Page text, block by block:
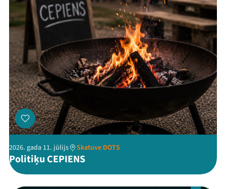
2026. gada 11. jūlijs Skatuve DOTS
Politiķu CEPIENS